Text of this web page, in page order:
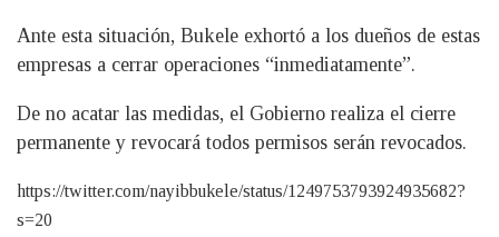
Ante esta situación, Bukele exhortó a los dueños de estas
empresas a cerrar operaciones “inmediatamente”.
De no acatar las medidas, el Gobierno realiza el cierre
permanente y revocará todos permisos serán revocados.
https://twitter.com/nayibbukele/status/1249753793924935682?
s=20